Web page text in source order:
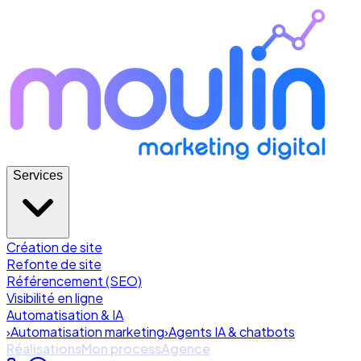
Services
Création de site
Refonte de site
Référencement (SEO)
Visibilité en ligne
Automatisation & IA
›Automatisation marketing›Agents IA & chatbots
RéalisationsMon processAgence